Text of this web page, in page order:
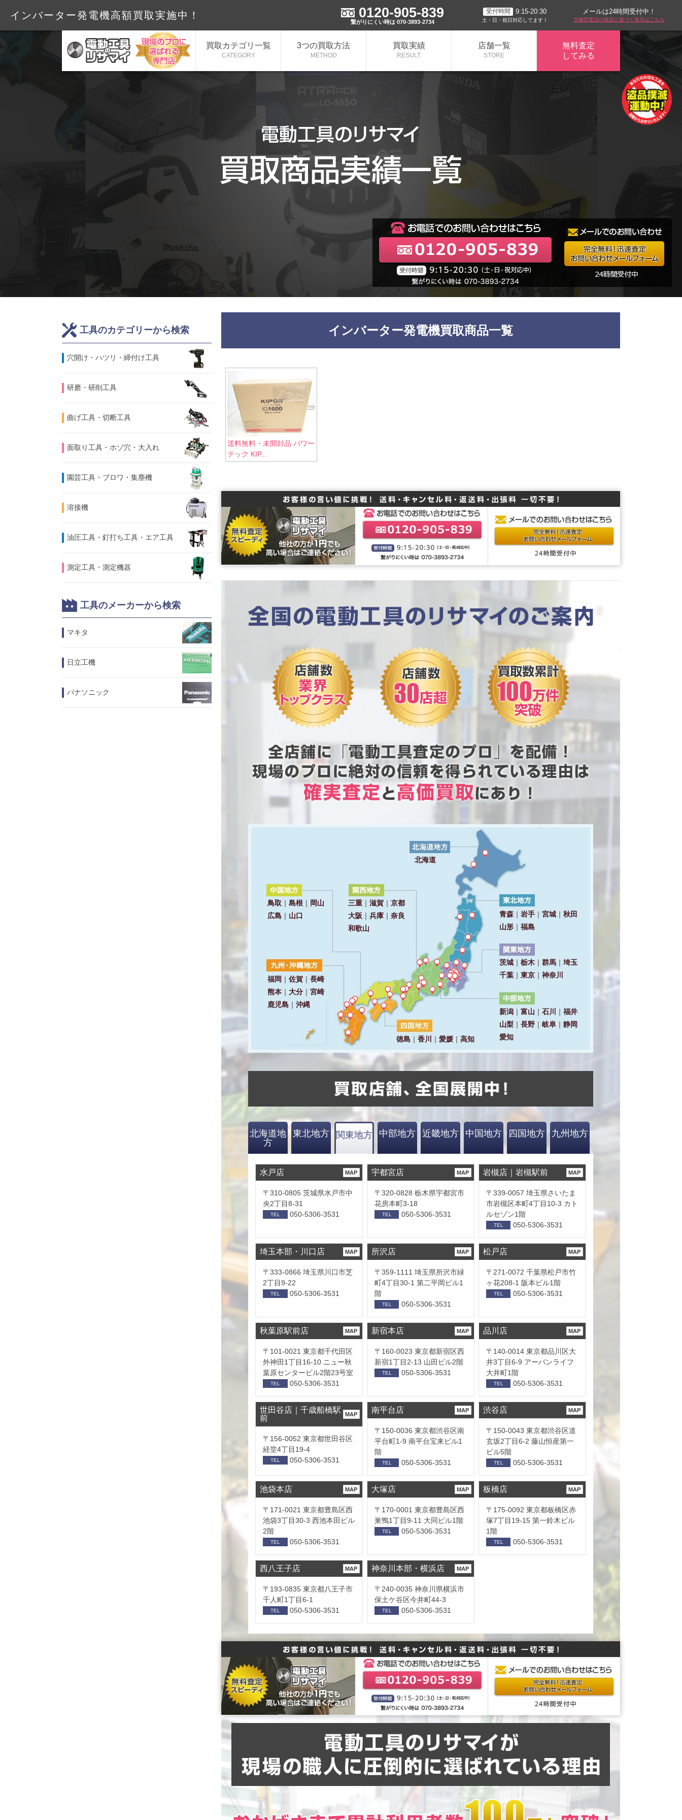
インバーター発電機高額買取実施中！ 0120-905-839
繋がりにくい時は 070-3893-2734
受付時間 9:15-20:30
土・日・祝日対応してます！
メールは24時間受付中！
古物営業法の規定に基づく表示はこちら
買取カテゴリ一覧
CATEGORY
3つの買取方法
METHOD
買取実績
RESULT
店舗一覧
STORE
無料査定
してみる
工具のカテゴリーから検索
⽳開け・ハツリ・締付け工具
研磨・研削工具
曲げ工具・切断工具
面取り工具・ホゾ穴・大入れ
園芸工具・ブロワ・集塵機
溶接機
油圧工具・釘打ち工具・エア工具
測定工具・測定機器
工具のメーカーから検索
マキタ
日立工機
パナソニック
インバーター発電機買取商品一覧
送料無料・未開封品 パワー
テック KIP...
北海道地
方
東北地方 関東地方 中部地方 近畿地方 中国地方 四国地方 九州地方
水戸店 MAP
〒310-0805 茨城県水戸市中
央2丁目8-31
TEL 050-5306-3531
宇都宮店 MAP
〒320-0828 栃木県宇都宮市
花房本町3-18
TEL 050-5306-3531
岩槻店｜岩槻駅前 MAP
〒339-0057 埼玉県さいたま
市岩槻区本町4丁目10-3 カト
ルセゾン1階
TEL 050-5306-3531
埼玉本部・川口店 MAP
〒333-0866 埼玉県川口市芝
2丁目9-22
TEL 050-5306-3531
所沢店 MAP
〒359-1111 埼玉県所沢市緑
町4丁目30-1 第二平岡ビル1
階
TEL 050-5306-3531
松戸店 MAP
〒271-0072 千葉県松戸市竹
ヶ花208-1 阪本ビル1階
TEL 050-5306-3531
秋葉原駅前店 MAP
〒101-0021 東京都千代田区
外神田1丁目16-10 ニュー秋
葉原センタービル2階23号室
TEL 050-5306-3531
新宿本店 MAP
〒160-0023 東京都新宿区西
新宿1丁目2-13 山田ビル2階
TEL 050-5306-3531
品川店 MAP
〒140-0014 東京都品川区大
井3丁目6-9 アーバンライフ
大井町1階
TEL 050-5306-3531
世田谷店｜千歳船橋駅
前
MAP
〒156-0052 東京都世田谷区
経堂4丁目19-4
TEL 050-5306-3531
南平台店 MAP
〒150-0036 東京都渋谷区南
平台町1-9 南平台宝来ビル1
階
TEL 050-5306-3531
渋谷店 MAP
〒150-0043 東京都渋谷区道
玄坂2丁目6-2 藤山恒産第一
ビル5階
TEL 050-5306-3531
池袋本店 MAP
〒171-0021 東京都豊島区西
池袋3丁目30-3 西池本田ビル
2階
TEL 050-5306-3531
大塚店 MAP
〒170-0001 東京都豊島区西
巣鴨1丁目9-11 大同ビル1階
TEL 050-5306-3531
板橋店 MAP
〒175-0092 東京都板橋区赤
塚7丁目19-15 第一鈴木ビル
1階
TEL 050-5306-3531
西八王子店 MAP
〒193-0835 東京都八王子市
千人町1丁目6-1
TEL 050-5306-3531
神奈川本部・横浜店 MAP
〒240-0035 神奈川県横浜市
保⼟ケ⾕区今井町44-3
TEL 050-5306-3531